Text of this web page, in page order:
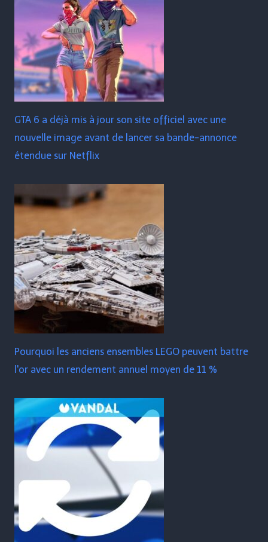
GTA 6 a déjà mis à jour son site officiel avec une
nouvelle image avant de lancer sa bande-annonce
étendue sur Netflix
Pourquoi les anciens ensembles LEGO peuvent battre
l'or avec un rendement annuel moyen de 11 %